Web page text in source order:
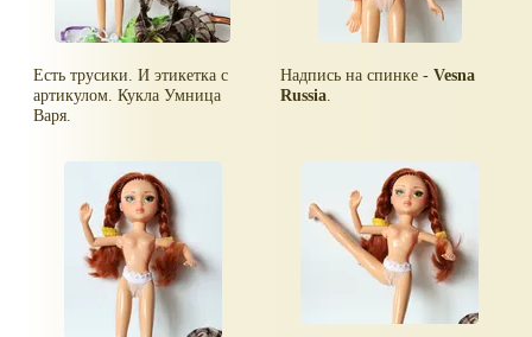
Есть трусики. И этикетка с
артикулом. Кукла Умница
Варя.
Надпись на спинке -Vesna
Russia